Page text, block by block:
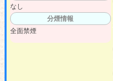
なし
分煙情報
全面禁煙